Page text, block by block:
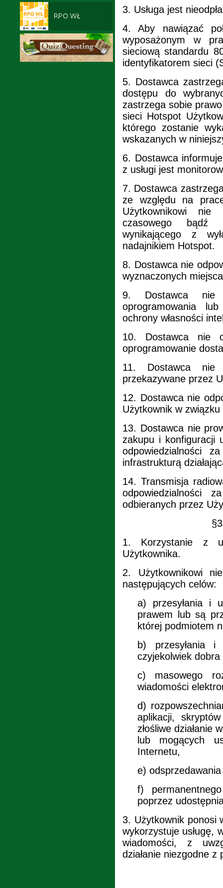
3. Usługa jest
4.
Aby nawiązać
wyposażonym w
sieciową standardu
identyfikatorem sieci
5. Dostawca
dostępu do
zastrzega sobie
sieci Hotspot
którego zostanie
wskazanych w
6. Dostawca
z usługi jest
7. Dostawca
ze względu na
Użytkownikowi nie
czasowego bądź
wynikającego z
nadajnikiem Hotspot.
8. Dostawca nie
wyznaczonych
9.
Dostawca nie
oprogramowania
ochrony własności
10.
Dostawca nie
oprogramowanie
11.
Dostawca
przekazywane przez
12. Dostawca nie
Użytkownik w
13. Dostawca nie
zakupu i konfiguracji
odpowiedzialności
infrastrukturą
14. Transmisja
odpowiedzialności
odbieranych przez
1.
Korzystanie z
Użytkownika.
2.
Użytkownikowi
następujących celów:
a)
przesyłania i
prawem lub są
której podmiotem
b)
przesyłania
czyjekolwiek
c)
masowego
wiadomości
d)
aplikacji,
złośliwe działanie
lub mogących
Internetu,
e)
f)
poprzez
3. Użytkownik ponosi
wykorzystuje usługę,
wiadomości, z
działanie niezgodne